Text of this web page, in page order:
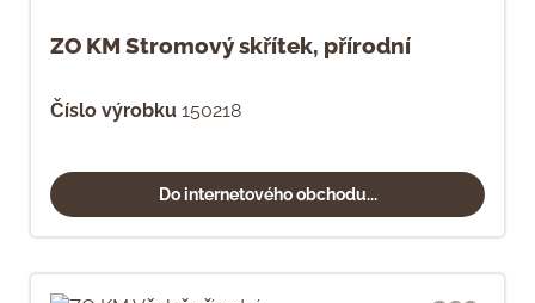
ZO KM Stromový skřítek, přírodní
Číslo výrobku 150218
Do internetového obchodu...